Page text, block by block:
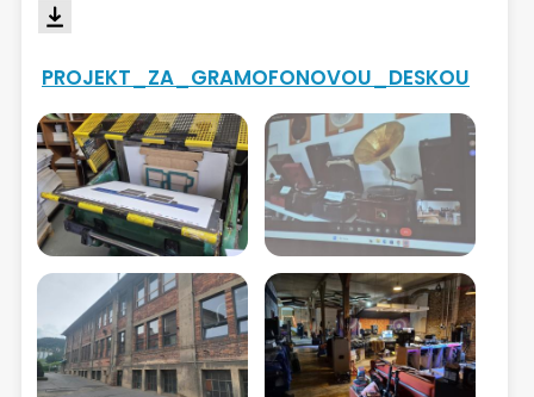
PROJEKT_ZA_GRAMOFONOVOU_DESKOU